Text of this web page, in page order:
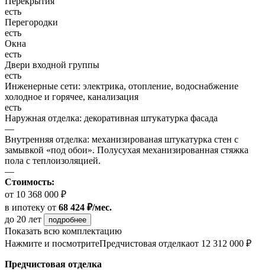
есть
Перегородки
есть
Окна
есть
Двери входной группы
есть
Инженерные сети: электрика, отопление, водоснабжение
холодное и горячее, канализация
есть
Наружная отделка: декоративная штукатурка фасада
—
Внутренняя отделка: механизированая штукатурка стен с
замывкой «под обои». Полусухая механизированная стяжка
пола с теплоизоляцией.
—
Стоимость:
от 10 368 000 ₽
в ипотеку от 68 424 ₽/мес.
до 20 лет
подробнее
Показать всю комплектацию
Нажмите и посмотритеПредчистовая отделкаот 12 312 000 ₽
Предчистовая отделка